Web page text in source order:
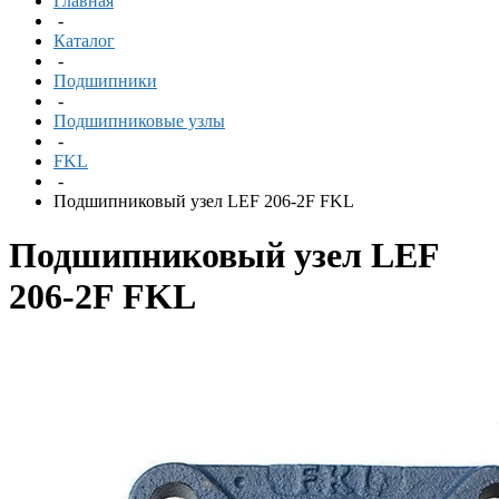
-
Каталог
-
Подшипники
-
Подшипниковые узлы
-
FKL
-
Подшипниковый узел LEF 206-2F FKL
Подшипниковый узел LEF
206-2F FKL